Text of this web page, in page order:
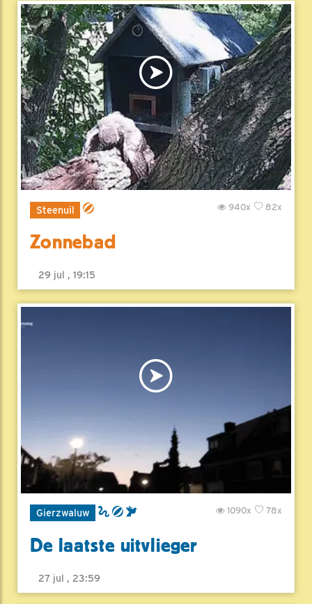
Steenuil 82x
940x
Zonnebad
29 jul , 19:15
Gierzwaluw 78x
1090x
De laatste uitvlieger
27 jul , 23:59